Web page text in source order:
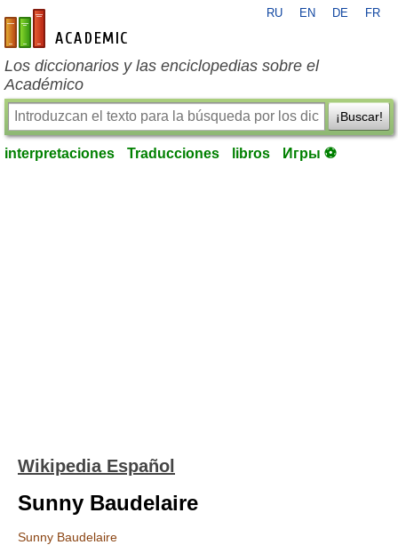
es-academic.com
RU EN DE FR
Los diccionarios y las enciclopedias sobre el
Académico
¡Buscar!
interpretaciones Traducciones libros Игры ⚽
Wikipedia Español
Sunny Baudelaire
Sunny Baudelaire